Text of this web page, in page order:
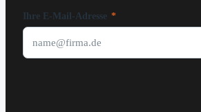
Ihre E-Mail-Adresse *